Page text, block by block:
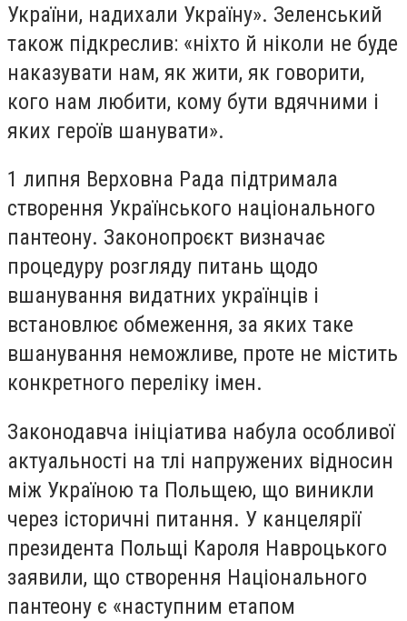
України, надихали Україну». Зеленський
також підкреслив: «ніхто й ніколи не буде
наказувати нам, як жити, як говорити,
кого нам любити, кому бути вдячними і
яких героїв шанувати».
1 липня Верховна Рада підтримала
створення Українського національного
пантеону. Законопроєкт визначає
процедуру розгляду питань щодо
вшанування видатних українців і
встановлює обмеження, за яких таке
вшанування неможливе, проте не містить
конкретного переліку імен.
Законодавча ініціатива набула особливої
актуальності на тлі напружених відносин
між Україною та Польщею, що виникли
через історичні питання. У канцелярії
президента Польщі Кароля Навроцького
заявили, що створення Національного
пантеону є «наступним етапом